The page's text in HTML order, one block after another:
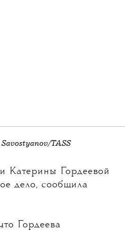
TASS
Катерины Гордеевой
дело, сообщила
Гордеева